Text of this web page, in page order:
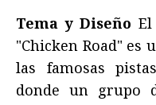
Tema y Diseño
"Chicken Road" es
las famosas
donde un grupo